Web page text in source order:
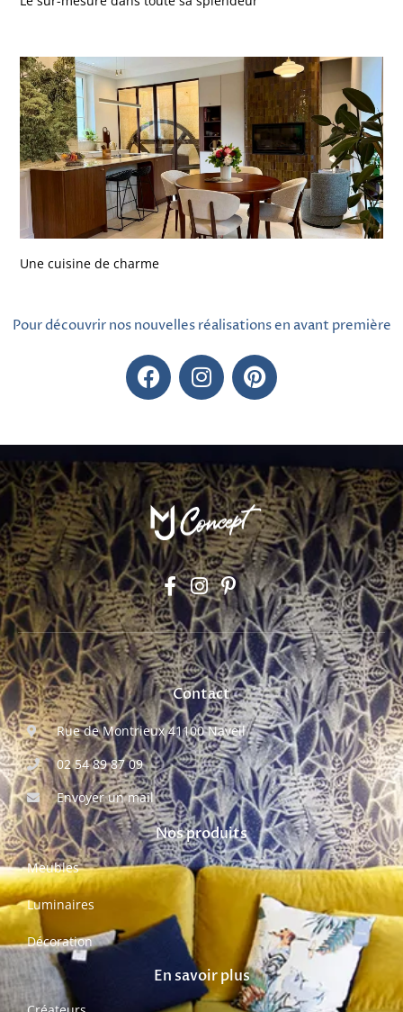
Une cuisine de charme
Pour découvrir nos nouvelles réalisations en avant première
Contact
Rue de Montrieux 41100 Naveil
02 54 89 87 09
Envoyer un mail
Nos produits
Meubles
Luminaires
Décoration
En savoir plus